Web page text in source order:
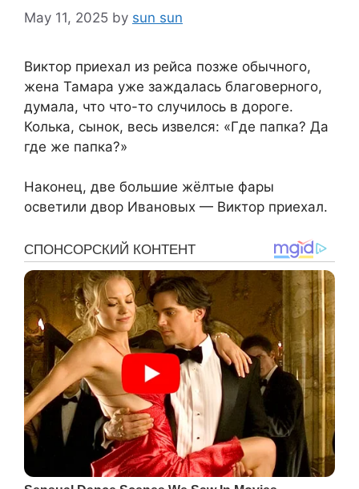
May 11, 2025 by sun sun
Виктор приехал из рейса позже обычного,
жена Тамара уже заждалась благоверного,
думала, что что-то случилось в дороге.
Колька, сынок, весь извелся: «Где папка? Да
где же папка?»
Наконец, две большие жёлтые фары
осветили двор Ивановых — Виктор приехал.